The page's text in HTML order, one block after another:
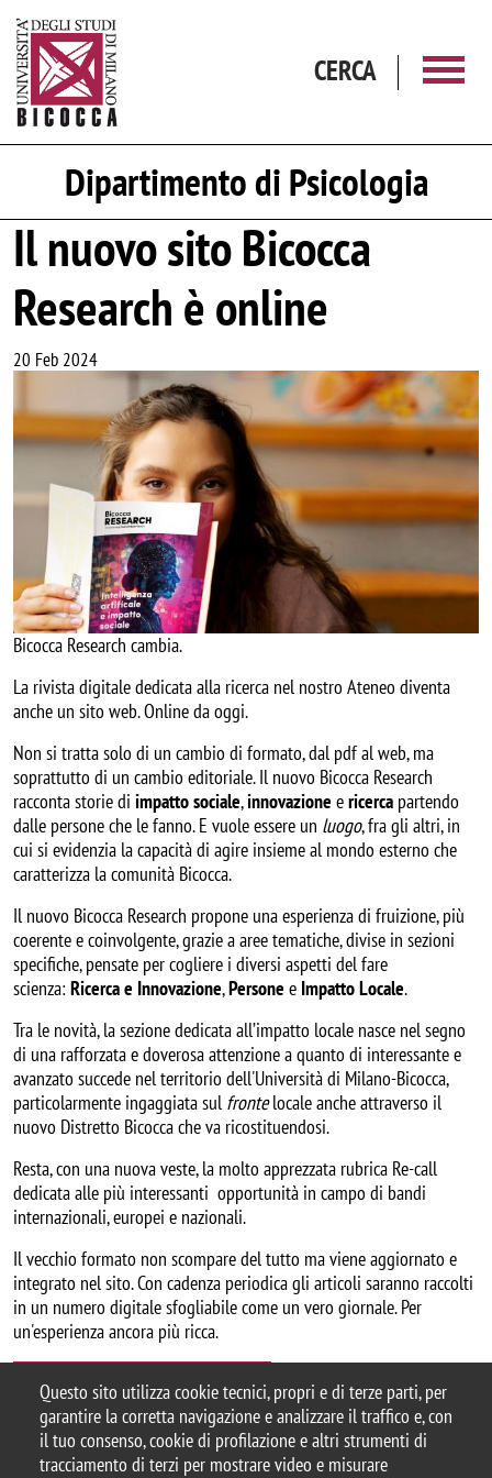
Questo sito utilizza cookie tecnici, propri e di terze parti, per
garantire la corretta navigazione e analizzare il traffico e, con
il tuo consenso, cookie di profilazione e altri strumenti di
tracciamento di terzi per mostrare video e misurare
CERCA
Dipartimento di Psicologia
Il nuovo sito Bicocca
Research è online
20 Feb 2024
Bicocca Research cambia.
La rivista digitale dedicata alla ricerca nel nostro Ateneo diventa
anche un sito web. Online da oggi.
Non si tratta solo di un cambio di formato, dal pdf al web, ma
soprattutto di un cambio editoriale. Il nuovo Bicocca Research
racconta storie di impatto sociale,innovazione ericerca partendo
dalle persone che le fanno. E vuole essere un luogo, fra gli altri, in
cui si evidenzia la capacità di agire insieme al mondo esterno che
caratterizza la comunità Bicocca.
Il nuovo Bicocca Research propone una esperienza di fruizione, più
coerente e coinvolgente, grazie a aree tematiche, divise in sezioni
specifiche, pensate per cogliere i diversi aspetti del fare
scienza: Ricerca e Innovazione,Persone e Impatto Locale.
Tra le novità, la sezione dedicata all’impatto locale nasce nel segno
di una rafforzata e doverosa attenzione a quanto di interessante e
avanzato succede nel territorio dell'Università di Milano-Bicocca,
particolarmente ingaggiata sul frontelocale anche attraverso il
nuovo Distretto Bicocca che va ricostituendosi.
Resta, con una nuova veste, la molto apprezzata rubrica Re-call
dedicata alle più interessanti opportunità in campo di bandi
internazionali, europei e nazionali.
Il vecchio formato non scompare del tutto ma viene aggiornato e
integrato nel sito. Con cadenza periodica gli articoli saranno raccolti
in un numero digitale sfogliabile come un vero giornale. Per
un'esperienza ancora più ricca.